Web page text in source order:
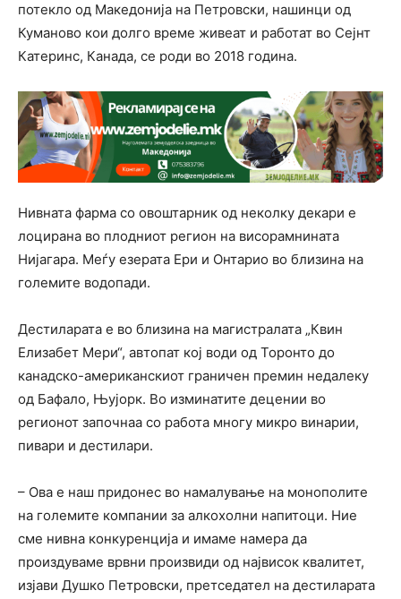
потекло од Македонија на Петровски, нашинци од
Куманово кои долго време живеат и работат во Сејнт
Катеринс, Канада, се роди во 2018 година.
Нивната фарма со овоштарник од неколку декари е
лоцирана во плодниот регион на висорамнината
Нијагара. Меѓу езерата Ери и Онтарио во близина на
големите водопади.
Дестиларата е во близина на магистралата „Квин
Елизабет Мери“, автопат кој води од Торонто до
канадско-американскиот граничен премин недалеку
од Бафало, Њујорк. Во изминатите децении во
регионот започнаа со работа многу микро винарии,
пивари и дестилари.
– Ова е наш придонес во намалување на монополите
на големите компании за алкохолни напитоци. Ние
сме нивна конкуренција и имаме намера да
произдуваме врвни произвиди од највисок квалитет,
изјави Душко Петровски, претседател на дестиларата